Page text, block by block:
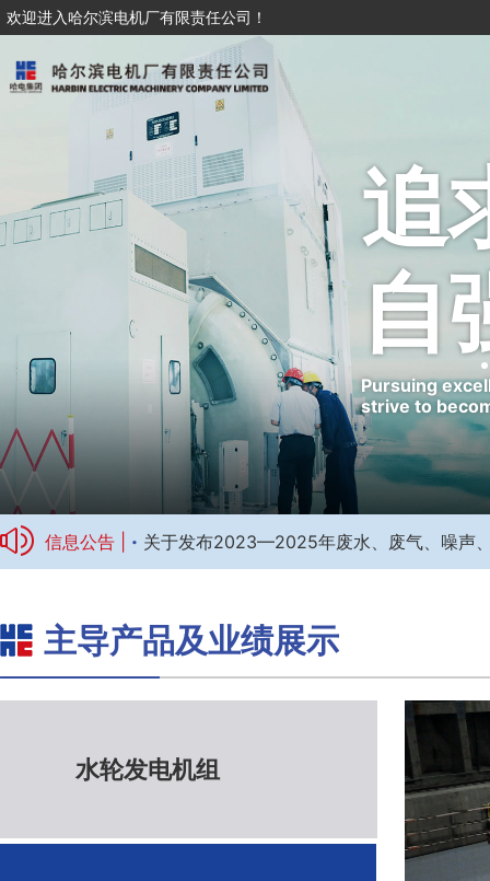
欢迎进入哈尔滨电机厂有限责任公司！
追
自
Pursuing
strive to
信息公告 | · 关于发布2023—2025年废水、废气、噪声
主导产品及业绩展示
水轮发电机组